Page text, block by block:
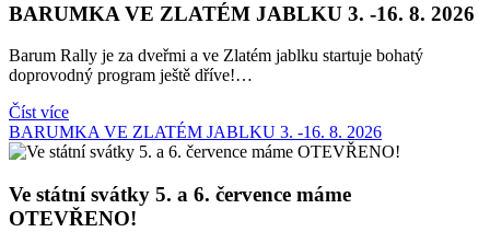
BARUMKA VE ZLATÉM JABLKU 3. -16. 8. 2026
Barum Rally je za dveřmi a ve Zlatém jablku startuje bohatý
doprovodný program ještě dříve!…
Číst více
BARUMKA VE ZLATÉM JABLKU 3. -16. 8. 2026
Ve státní svátky 5. a 6. července máme
OTEVŘENO!